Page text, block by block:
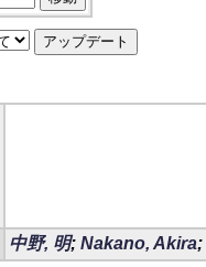
中野, 明; Nakano, Akira;